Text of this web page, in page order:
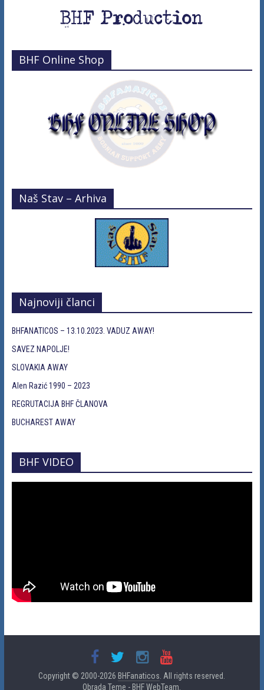
BHF Online Shop
Naš Stav – Arhiva
Najnoviji članci
BHFANATICOS – 13.10.2023. VADUZ AWAY!
SAVEZ NAPOLJE!
SLOVAKIA AWAY
Alen Razić 1990 – 2023
REGRUTACIJA BHF ČLANOVA
BUCHAREST AWAY
BHF VIDEO
Copyright © 2000-2026BHFanaticos . All rights reserved.
Obrada Teme - BHF WebTeam.